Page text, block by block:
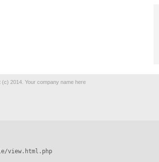
(c) 2014. Your company name here
view.html.php